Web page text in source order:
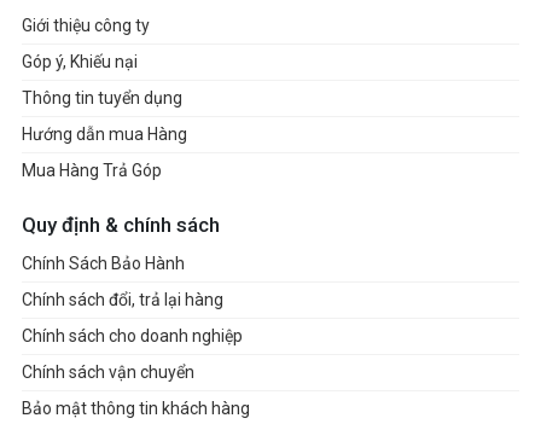
Giới thiệu công ty
Góp ý, Khiếu nại
Thông tin tuyển dụng
Hướng dẫn mua Hàng
Mua Hàng Trả Góp
Quy định & chính sách
Chính Sách Bảo Hành
Chính sách đổi, trả lại hàng
Chính sách cho doanh nghiệp
Chính sách vận chuyển
Bảo mật thông tin khách hàng